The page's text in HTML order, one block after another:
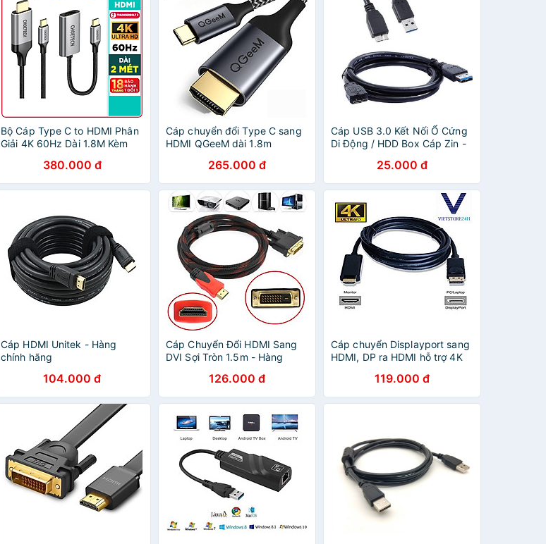
Bộ Cáp Type C to HDMI Phân
Giải 4K 60Hz Dài 1.8M Kèm
Thunderbolt 3 CHOETECH
CH0033-BK - Hàng Chính
Hãng
380.000 đ
Cáp chuyển đổi Type C sang
HDMI QGeeM dài 1.8m
Thunderbolt 3) cho iPad
Pro,MacBook Pro 2018
iMac,Galaxy S9 Note9 S8
HDMI Type C-Hàng Chính
265.000 đ
Cáp USB 3.0 Kết Nối Ổ Cứng
Di Động / HDD Box Cáp Zin -
25.000 đ
Cáp HDMI Unitek - Hàng
chính hãng
104.000 đ
Cáp Chuyển Đổi HDMI Sang
DVI Sợi Tròn 1.5m - Hàng
(24+1) dài 1.5m - Giao Màu
Ngẫu Nhiên - CÁP HDMI
DISPLAYPORT
126.000 đ
Cáp chuyển Displayport sang
HDMI, DP ra HDMI hỗ trợ 4K
119.000 đ